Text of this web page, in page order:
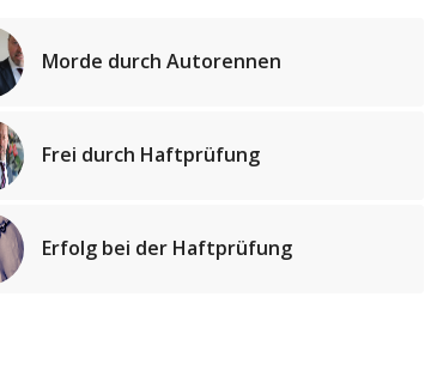
Morde durch Autorennen
Frei durch Haftprüfung
Erfolg bei der Haftprüfung